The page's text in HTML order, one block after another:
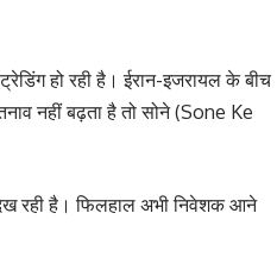
हो रही है। ईरान-इजरायल के बीच
नहीं बढ़ता है तो सोने (Sone Ke
रही है। फिलहाल अभी निवेशक आने